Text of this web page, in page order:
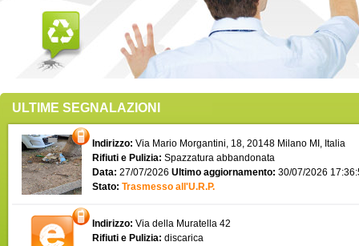
ULTIME SEGNALAZIONI
Indirizzo: Via Mario Morgantini, 18, 20148 Milano MI, Italia
Rifiuti e Pulizia: Spazzatura abbandonata
Data: 27/07/2026 Ultimo aggiornamento: 30/07/2026
Stato: Trasmesso all'U.R.P.
Indirizzo: Via della Muratella 42
Rifiuti e Pulizia: discarica